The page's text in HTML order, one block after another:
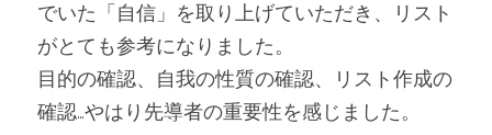
でいた「自信」を取り上げていただき、リスト
がとても参考になりました。
目的の確認、自我の性質の確認、リスト作成の
確認…やはり先導者の重要性を感じました。